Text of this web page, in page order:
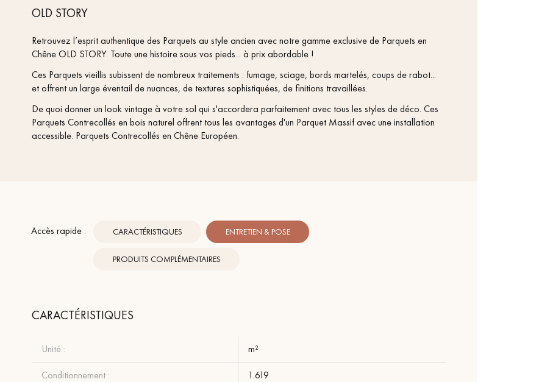
OLD STORY
Retrouvez l’esprit authentique des Parquets au style ancien avec notre gamme exclusive de Parquets en
Chêne OLD STORY. Toute une histoire sous vos pieds... à prix abordable !
Ces Parquets vieillis subissent de nombreux traitements : fumage, sciage, bords martelés, coups de rabot...
et offrent un large éventail de nuances, de textures sophistiquées, de finitions travaillées.
De quoi donner un look vintage à votre sol qui s'accordera parfaitement avec tous les styles de déco. Ces
Parquets Contrecollés en bois naturel offrent tous les avantages d'un Parquet Massif avec une installation
accessible. Parquets Contrecollés en Chêne Européen.
Accès rapide : CARACTÉRISTIQUES ENTRETIEN & POSE
PRODUITS COMPLÉMENTAIRES
CARACTÉRISTIQUES
Unité : m²
Conditionnement : 1.619